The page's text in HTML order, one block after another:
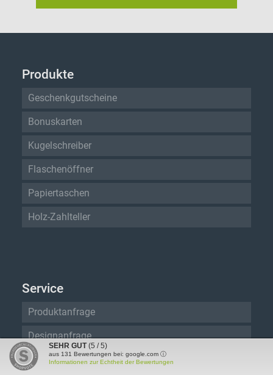
Produkte
Geschenkgutscheine
Bonuskarten
Kugelschreiber
Flaschenöffner
Papiertaschen
Holz-Zahlteller
Service
Produktanfrage
Designanfrage
Kontakt
SEHR GUT (5 / 5)
aus 131 Bewertungen bei: google.com ⓘ
Informationen zur Echtheit der Bewertungen